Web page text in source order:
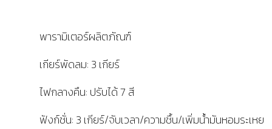
พารามิเตอร์ผลิตภัณฑ์
เกียร์พัดลม: 3 เกียร์
ไฟกลางคืน: ปรับได้ 7 สี
ฟังก์ชั่น: 3 เกียร์/จับเวลา/ความชื้น/เพิ่มน้ำมันหอมระเหย